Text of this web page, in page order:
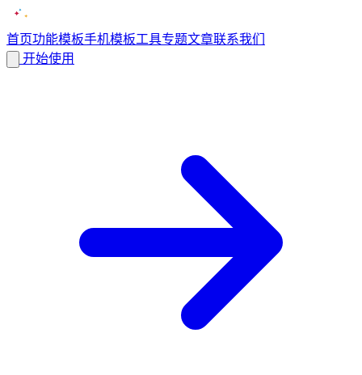
首页功能模板手机模板工具专题文章联系我们
开始使用